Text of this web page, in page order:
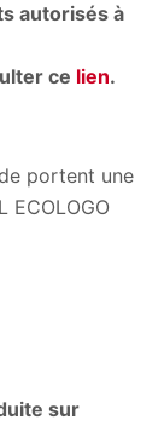
autorisés à
ce lien.
portent une
sur